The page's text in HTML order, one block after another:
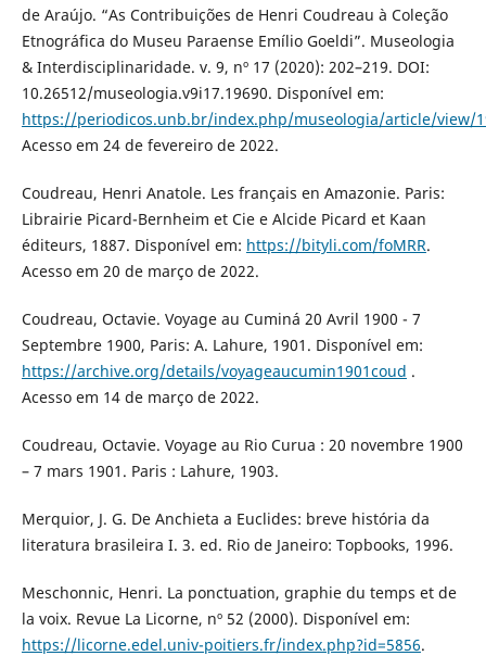
de Araújo. “As Contribuições de Henri Coudreau à Coleção
Etnográfica do Museu Paraense Emílio Goeldi”. Museologia
& Interdisciplinaridade. v. 9, nº 17 (2020): 202–219. DOI:
10.26512/museologia.v9i17.19690. Disponível em:
https://periodicos.unb.br/index.php/museologia/article/view/
Acesso em 24 de fevereiro de 2022.
Coudreau, Henri Anatole. Les français en Amazonie. Paris:
Librairie Picard-Bernheim et Cie e Alcide Picard et Kaan
éditeurs, 1887. Disponível em: https://bityli.com/foMRR.
Acesso em 20 de março de 2022.
Coudreau, Octavie. Voyage au Cuminá 20 Avril 1900 - 7
Septembre 1900, Paris: A. Lahure, 1901. Disponível em:
https://archive.org/details/voyageaucumin1901coud .
Acesso em 14 de março de 2022.
Coudreau, Octavie. Voyage au Rio Curua : 20 novembre 1900
– 7 mars 1901. Paris : Lahure, 1903.
Merquior, J. G. De Anchieta a Euclides: breve história da
literatura brasileira I. 3. ed. Rio de Janeiro: Topbooks, 1996.
Meschonnic, Henri. La ponctuation, graphie du temps et de
la voix. Revue La Licorne, nº 52 (2000). Disponível em:
https://licorne.edel.univ-poitiers.fr/index.php?id=5856.